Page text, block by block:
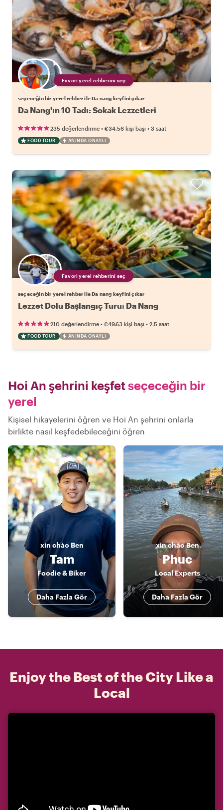
Favori yerel rehberini seç
seçeceğin bir yerel rehber ile Da nang keyfini çıkar
Da Nang'ın 10 Tadı: Sokak Lezzetleri
235 değerlendirme • €34.56 kişi başı • 3 saat
FOOD TOUR ANINDA ONAYLI
Favori yerel rehberini seç
seçeceğin bir yerel rehber ile Da nang keyfini çıkar
Lezzet Dolu Başlangıç Turu: Da Nang
210 değerlendirme • €49.63 kişi başı • 2.5 saat
FOOD TOUR ANINDA ONAYLI
Hoi An şehrini keşfetseçeceğin bir
yerel
Kişisel hikayelerini öğren ve Hoi An şehrini onlarla
birlikte nasıl keşfedebileceğini öğren
xin chào Ben
Tam
Foodie & Biker
Daha Fazla Gör
xin chàoBen
Phuc
Local Experts
Daha Fazla Gör
Enjoy the Best of the City Like a
Local